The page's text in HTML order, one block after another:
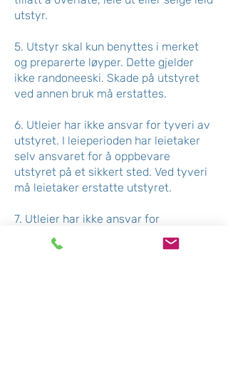
utstyr.
5. Utstyr skal kun benyttes i merket
og preparerte løyper. Dette gjelder
ikke randoneeski. Skade på utstyret
ved annen bruk må erstattes.
6. Utleier har ikke ansvar for tyveri av
utstyret. I leieperioden har leietaker
selv ansvaret for å oppbevare
utstyret på et sikkert sted. Ved tyveri
må leietaker erstatte utstyret.
7. Utleier har ikke ansvar for
personskader som påføres leietaker,
gods eller tredjeperson i leieperioden.